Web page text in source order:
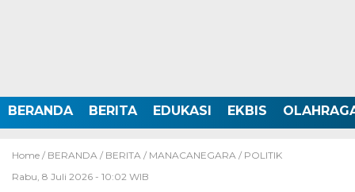
BERANDA BERITA EDUKASI EKBIS
Home / BERANDA / BERITA / MANACANEGARA / POLITIK
Rabu, 8 Juli 2026 - 10:02 WIB